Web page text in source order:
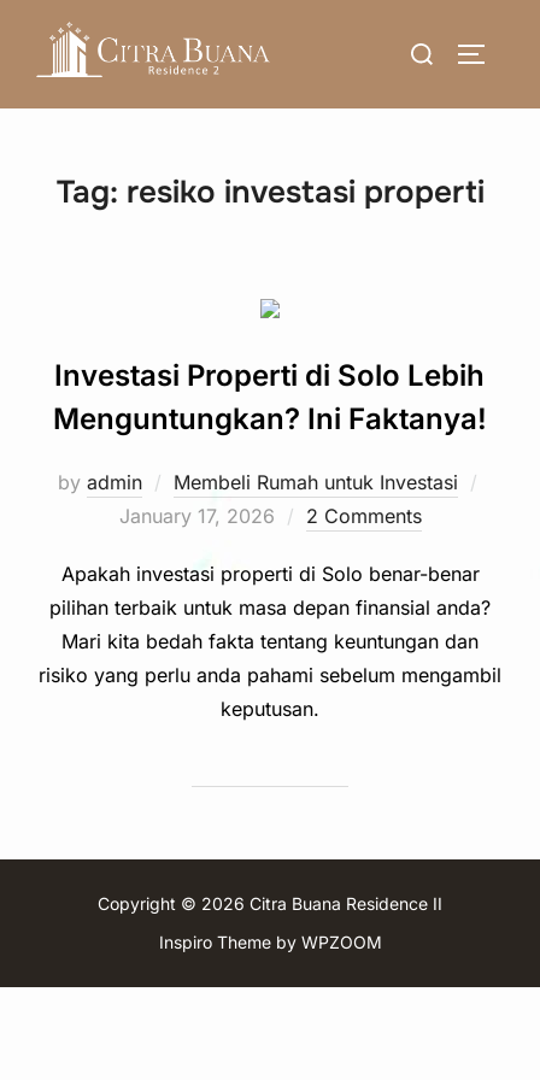
content
Search
Tag: resiko investasi properti
Investasi Properti di Solo Lebih
Menguntungkan? Ini Faktanya!
by admin Membeli Rumah untuk Investasi
January 17, 2026 2 Comments
Apakah investasi properti di Solo benar-benar
pilihan terbaik untuk masa depan finansial anda?
Mari kita bedah fakta tentang keuntungan dan
risiko yang perlu anda pahami sebelum mengambil
keputusan.
Copyright © 2026 Citra Buana Residence II
Inspiro Themeby WPZOOM